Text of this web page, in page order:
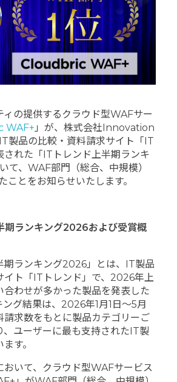
ィの提供するクラウド型WAFサー
WAF+ 」が、株式会社Innovation
製品の比較・資料請求サイト「IT
された「ITトレンド上半期ランキ
て、WAF部門（総合、中規模）
ことをお知らせいたします。
ランキング2026および受賞概
期ランキング2026」とは、IT製品
イト「ITトレンド」で、2026年上
合わせが多かった製品を発表した
グ結果は、2026年1月1日～5月
請求数をもとに製品カテゴリーご
、ユーザーに最も支持されたIT製
す。
おいて、クラウド型WAFサービス